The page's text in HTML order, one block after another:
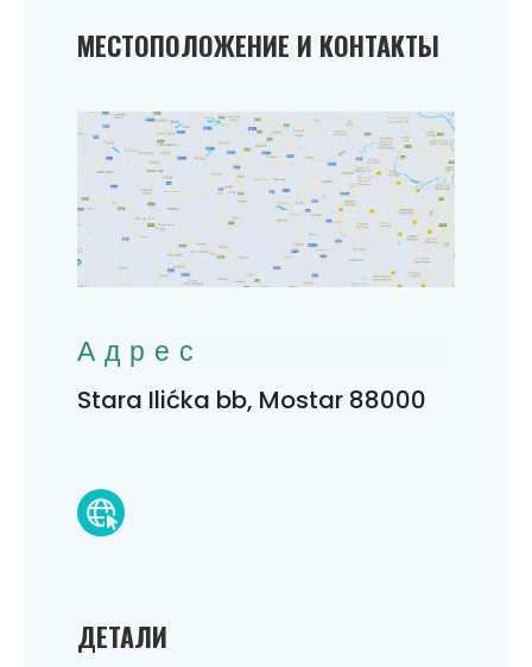
ДЕТАЛИ
МЕСТОПОЛОЖЕНИЕ И КОНТАКТЫ
Адрес
Stara Ilićka bb, Mostar 88000